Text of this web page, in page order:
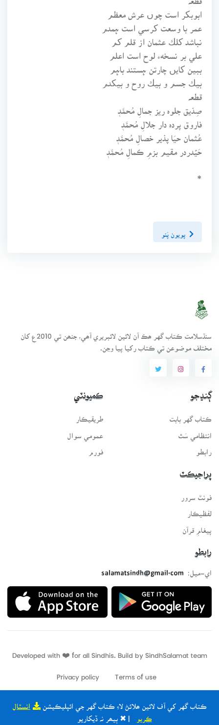
ڪتاب گهر کي آف لائين ھلائڻ لاءِ ڪتاب گهر جي ائپليڪيشن انسٽال
| ✖ ٻيھر نہ ڏيکاريو
ابوبكر است چوں عرش معظم
عمر با وسعت كرسي است ہمدم
نباشد كلك عثمان از قلم كم
علي بر نسخهء‍ لوح است اعلم
ببين كايں چارتن ہستند باہم
بيك جسم و بيك روح و بيكدم
قطعہ
صِدّيق جلوہ ريز جمالِ مُحمَّدٖ
فاروق پردہ دار جلالِ مُحمَّدٖ
عُثمان حيَا پذير خصالِ مُحمَّدٖ
حَيۡدردر مقيم بزمِ ڪمالِ مُحمَّدٖ
*
پويون پَنو
سنڌسلامت ڪتاب گهر ھڪ آن لائين لائبريري آھي، جنھن تي 2010ع کان
مختلف موضوعن تي ڪتاب رکيا پيا وڃن.
ڳنڍجو
ڪتاب گهر بابت
انتظامي سَٿ
رابطو
ڪميونٽي
طريقيڪار
عمومي سوال
فورم
پراجيڪٽ
لفظيڪار
پيغامِ قرآن
رابطو
اي-ميل:
salamatsindh@gmail.com
Developed with ❤️ for all Sindhis. Build by
Terms of use